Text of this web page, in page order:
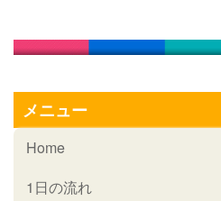
メニュー
Home
1日の流れ